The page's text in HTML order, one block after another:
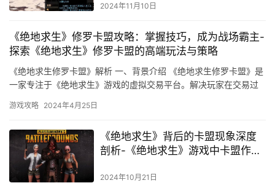
2024年11月10日
《绝地求生》修罗卡盟攻略：掌握技巧，成为战场霸主-
探索《绝地求生》修罗卡盟的高端玩法与策略
《绝地求生修罗卡盟》解析 一、背景介绍 《绝地求生修罗卡盟》是
一家专注于《绝地求生》游戏的虚拟交易平台。解决玩家在交易过
游戏攻略 2024年4月25日
《绝地求生》背后的卡盟现象深度
剖析-《绝地求生》游戏中卡盟作弊
2024年10月21日